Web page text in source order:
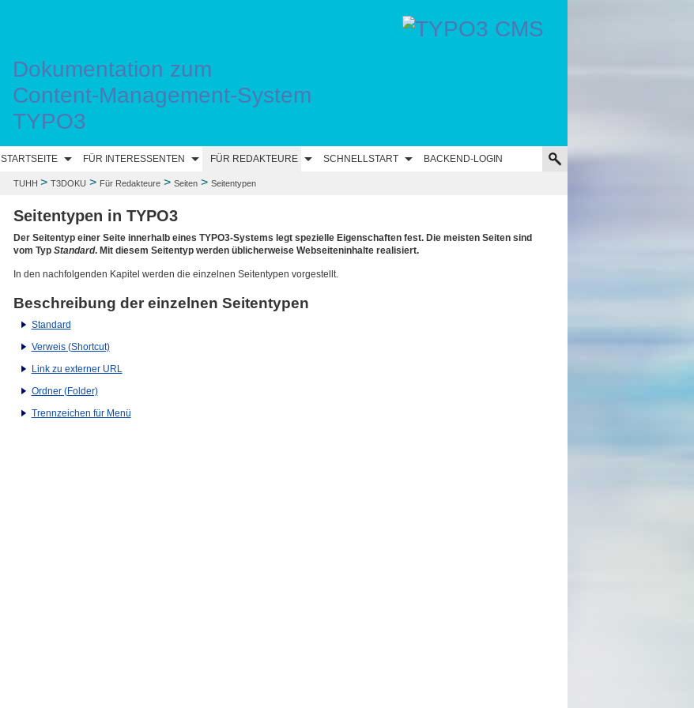
Dokumentation zum
Content-Management-System
TYPO3
STARTSEITE FÜR INTERESSENTEN FÜR REDAKTEURE SCHNELLSTART BACKEND-LOGIN
TUHH > T3DOKU > Für Redakteure> Seiten> Seitentypen
Seitentypen in TYPO3
Der Seitentyp einer Seite innerhalb eines TYPO3-Systems legt spezielle Eigenschaften fest. Die meisten Seiten sind
vom Typ Standard. Mit diesem Seitentyp werden üblicherweise Webseiteninhalte realisiert.
In den nachfolgenden Kapitel werden die einzelnen Seitentypen vorgestellt.
Beschreibung der einzelnen Seitentypen
Standard
Verweis (Shortcut)
Link zu externer URL
Ordner (Folder)
Trennzeichen für Menü